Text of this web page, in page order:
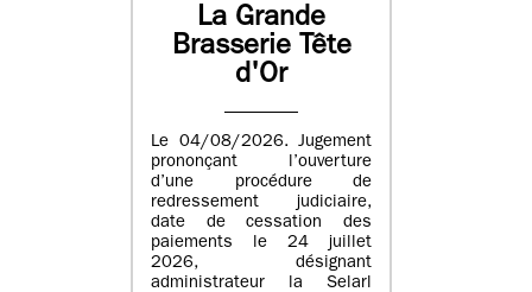
La Grande
Brasserie Tête
d'Or
Le 04/08/2026. Jugement
prononçant l’ouverture
d’une procédure de
redressement judiciaire,
date de cessation des
paiements le 24 juillet
2026, désignant
administrateur la Selarl